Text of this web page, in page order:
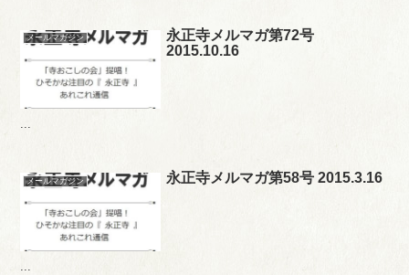
メールマガジン
永正寺メルマガ第72号
2015.10.16
メールマガジン 永正寺メルマガ第58号 2015.3.16
...